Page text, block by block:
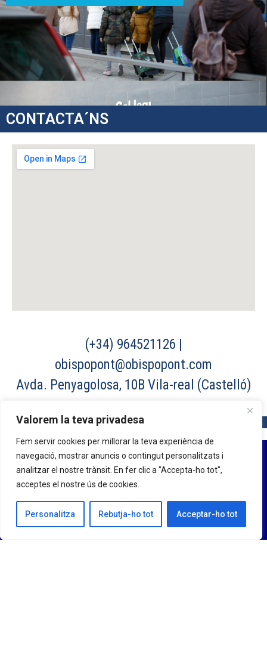
Valorem la teva privadesa
Fem servir cookies per millorar la teva experiència de
navegació, mostrar anuncis o contingut personalitzats i
analitzar el nostre trànsit. En fer clic a "Accepta-ho tot",
acceptes el nostre ús de cookies.
Personalitza Rebutja-ho tot Acceptar-ho tot
CONTACTA´NS
(+34) 964521126 |
obispopont@obispopont.com
Avda. Penyagolosa, 10B Vila-real (Castelló)